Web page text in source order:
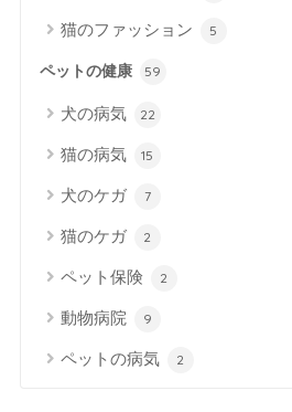
猫のファッション 5
ペットの健康 59
犬の病気 22
猫の病気 15
犬のケガ 7
猫のケガ 2
ペット保険 2
動物病院 9
ペットの病気 2